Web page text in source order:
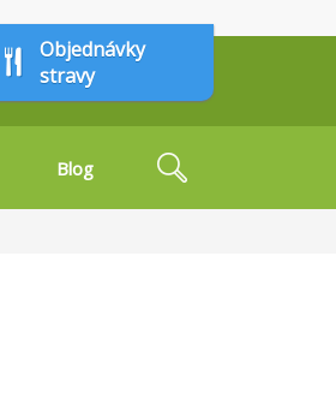
Objednávky
stravy
Vyhledávání
Blog